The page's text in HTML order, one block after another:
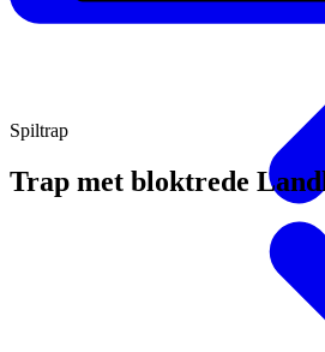
Spiltrap
Trap met bloktrede